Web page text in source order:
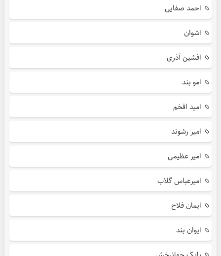
احمد صفایی
اشوان
افشین آذری
امو بند
امید افخم
امیر رشوند
امیر عظیمی
امیرعباس گلاب
ایمان فلاح
ایوان بند